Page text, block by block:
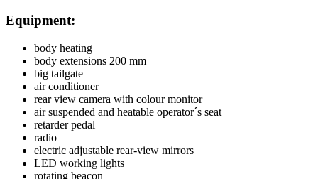
Equipment:
body heating
body extensions 200 mm
big tailgate
air conditioner
rear view camera with colour monitor
air suspended and heatable operator´s seat
retarder pedal
radio
electric adjustable rear-view mirrors
LED working lights
rotating beacon